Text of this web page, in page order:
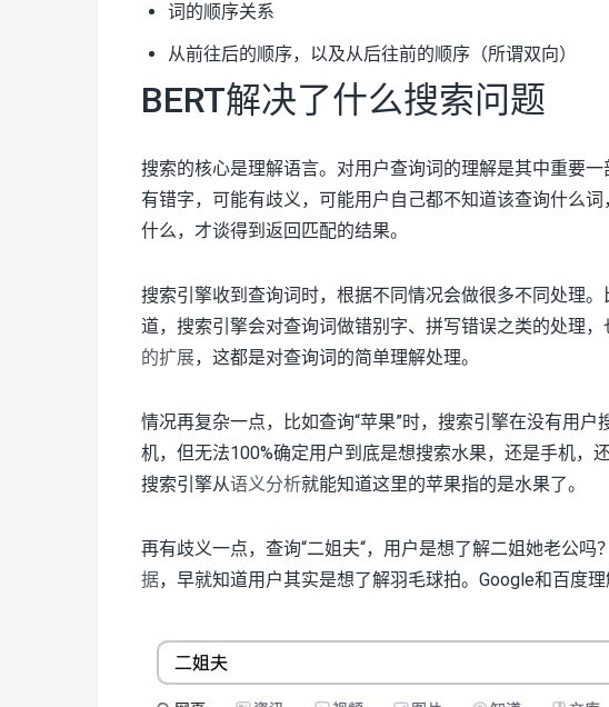
词的顺序关系
从前往后的顺序，以及从后往前的顺序（所谓双向）
BERT解决了什么搜索问题
搜索的核心是理解语言。对用户查询词的理解是其中重要
有错字，可能有歧义，可能用户自己都不知道该查询什么
什么，才谈得到返回匹配的结果。
搜索引擎收到查询词时，根据不同情况会做很多不同处理
道，搜索引擎会对查询词做错别字、拼写错误之类的处理，
的扩展，这都是对查询词的简单理解处理。
情况再复杂一点，比如查询“苹果”时，搜索引擎在没有用
机，但无法100%确定用户到底是想搜索水果，还是手机，
搜索引擎从语义分析就能知道这里的苹果指的是水果了。
再有歧义一点，查询“二姐夫“，用户是想了解二姐她老公吗
据，早就知道用户其实是想了解羽毛球拍。Google和百度理